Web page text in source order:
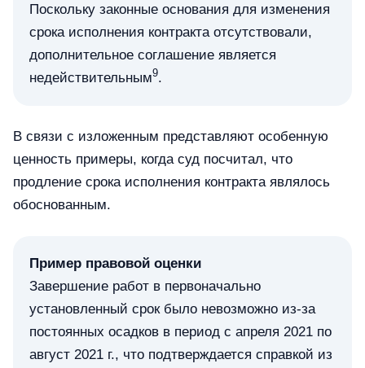
Поскольку законные основания для изменения
срока исполнения контракта отсутствовали,
дополнительное соглашение является
недействительным9.
В связи с изложенным представляют особенную
ценность примеры, когда суд посчитал, что
продление срока исполнения контракта являлось
обоснованным.
Пример правовой оценки
Завершение работ в первоначально
установленный срок было невозможно из-за
постоянных осадков в период с апреля 2021 по
август 2021 г., что подтверждается справкой из